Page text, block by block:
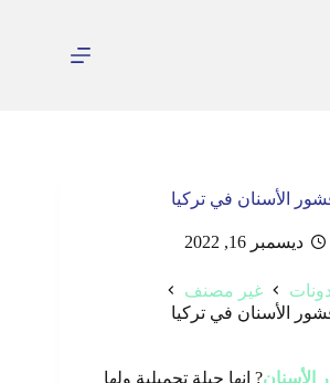
الأسنان في تركيا
ديسمبر 16, 2022
غير مصنف
الأسنان في تركيا
الأسنان? إنها حيلة تجميلية ولها